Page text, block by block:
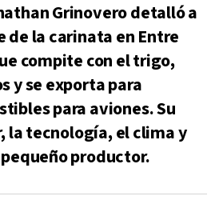
Grinovero detalló a
de la carinata en Entre
compite con el trigo,
y se exporta para
para aviones. Su
la tecnología, el clima y
productor.